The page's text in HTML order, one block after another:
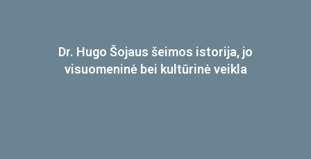
Dr. Hugo Šojaus šeimos istorija, jo
visuomeninė bei kultūrinė veikla